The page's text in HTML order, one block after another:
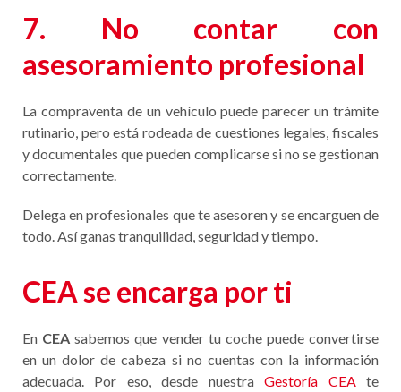
7. No contar con
asesoramiento profesional
La compraventa de un vehículo puede parecer un trámite
rutinario, pero está rodeada de cuestiones legales, fiscales
y documentales que pueden complicarse si no se gestionan
correctamente.
Delega en profesionales que te asesoren y se encarguen de
todo. Así ganas tranquilidad, seguridad y tiempo.
CEA se encarga por ti
En CEA sabemos que vender tu coche puede convertirse
en un dolor de cabeza si no cuentas con la información
adecuada. Por eso, desde nuestraGestoría CEA te